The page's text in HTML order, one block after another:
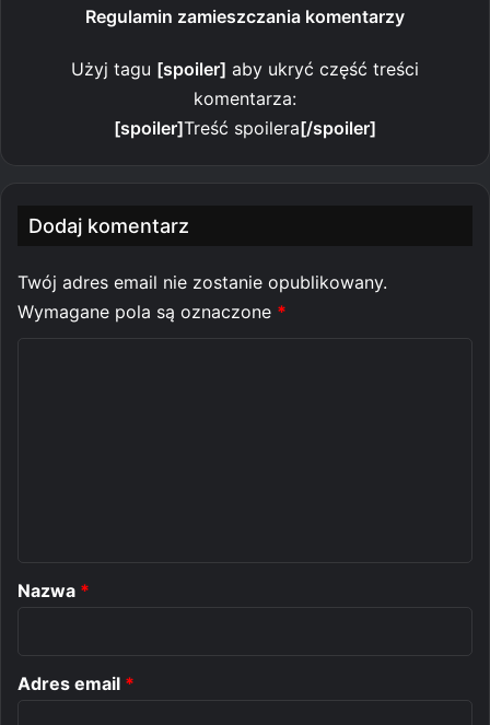
Regulamin zamieszczania komentarzy
Użyj tagu [spoiler] aby ukryć część treści
komentarza:
[spoiler]Treść spoilera[/spoiler]
Dodaj komentarz
Twój adres email nie zostanie opublikowany.
Wymagane pola są oznaczone *
r
Nazwa *
Adres email *